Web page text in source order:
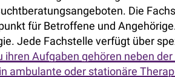
Die
für Betroffene und
Jede Fachstelle verfügt über
ihren Aufgaben gehören neben
ambulante oder stationäre